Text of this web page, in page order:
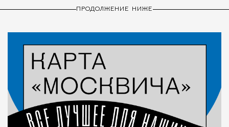
ПРОДОЛЖЕНИЕ НИЖЕ